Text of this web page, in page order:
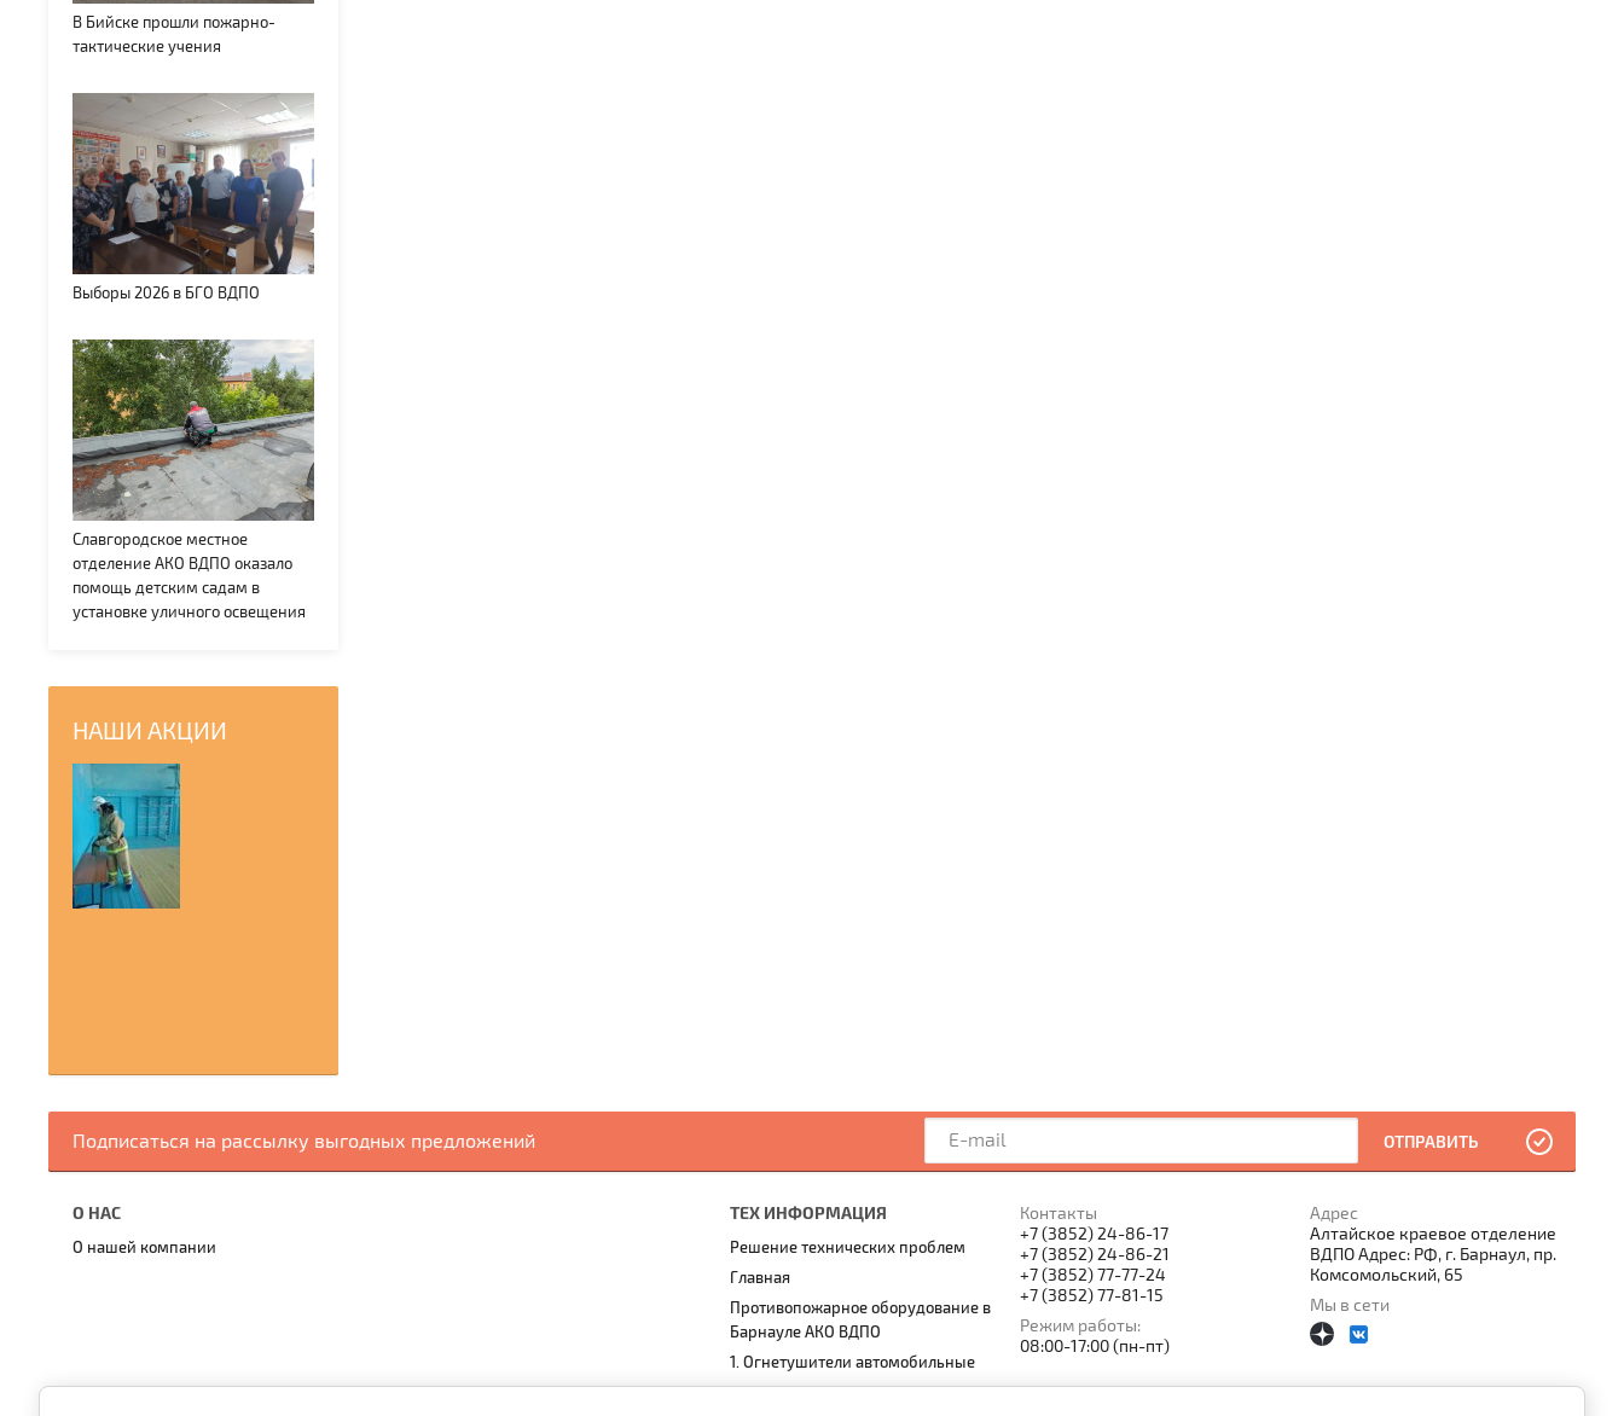
В Бийске прошли пожарно-
тактические учения
Выборы 2026 в БГО ВДПО
Славгородское местное
отделение АКО ВДПО оказало
помощь детским садам в
установке уличного освещения
НАШИ АКЦИИ
Подписаться на рассылку выгодных предложений ОТПРАВИТЬ
О НАС
О нашей компании
ТЕХ ИНФОРМАЦИЯ
Решение технических проблем
Главная
Противопожарное оборудование в
Барнауле АКО ВДПО
1. Огнетушители автомобильные
Контакты
+7 (3852) 24-86-17
+7 (3852) 24-86-21
+7 (3852) 77-77-24
+7 (3852) 77-81-15
Режим работы:
08:00-17:00 (пн-пт)
Адрес
Алтайское краевое отделение
ВДПО Адрес: РФ, г. Барнаул, пр.
Комсомольский, 65
Мы в сети